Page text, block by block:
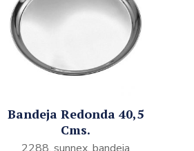
Bandeja Redonda 40,5
Cms.